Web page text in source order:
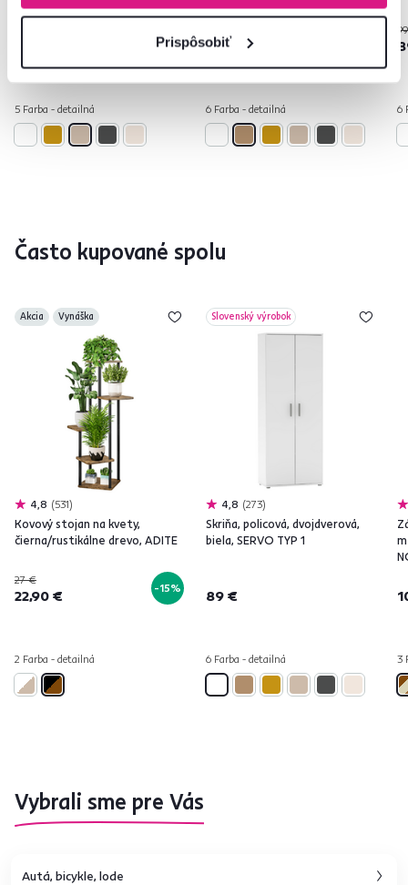
Prispôsobiť
5 Farba - detailná
89 €
6 Farba - detailná 6
Často kupované spolu
Akcia Vynáška
4,8 531
Kovový stojan na kvety,
čierna/rustikálne drevo, ADITE
27 €
22,90 € -15%
2 Farba - detailná
Slovenský výrobok
4,8 273
Skriňa, policová, dvojdverová,
biela, SERVO TYP 1
89 €
6 Farba - detailná 3
Vybrali sme pre Vás
Autá, bicykle, lode